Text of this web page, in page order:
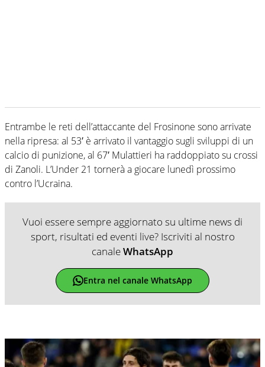
Entrambe le reti dell’attaccante del Frosinone sono arrivate
nella ripresa: al 53′ è arrivato il vantaggio sugli sviluppi di un
calcio di punizione, al 67′ Mulattieri ha raddoppiato su crossi
di Zanoli. L’Under 21 tornerà a giocare lunedì prossimo
contro l’Ucraina.
Vuoi essere sempre aggiornato su ultime news di
sport, risultati ed eventi live? Iscriviti al nostro
canaleWhatsApp
Entra nel canale WhatsApp